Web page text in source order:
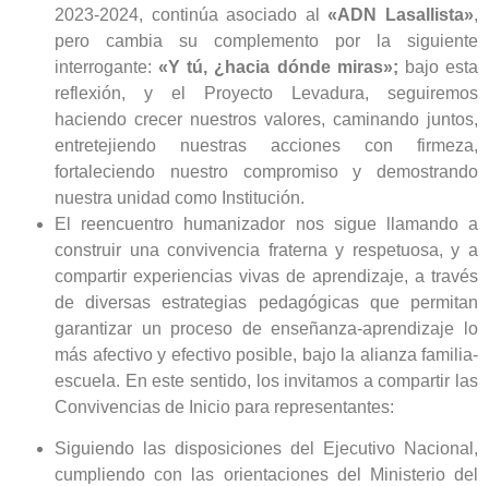
2023-2024, continúa asociado al«ADN Lasallista»,
pero cambia su complemento por la siguiente
interrogante:«Y tú, ¿hacia dónde miras»; bajo esta
reflexión, y el Proyecto Levadura, seguiremos
haciendo crecer nuestros valores, caminando juntos,
entretejiendo nuestras acciones con firmeza,
fortaleciendo nuestro compromiso y demostrando
nuestra unidad como Institución.
El reencuentro humanizador nos sigue llamando a
construir una convivencia fraterna y respetuosa, y a
compartir experiencias vivas de aprendizaje, a través
de diversas estrategias pedagógicas que permitan
garantizar un proceso de enseñanza-aprendizaje lo
más afectivo y efectivo posible, bajo la alianza familia-
escuela. En este sentido, los invitamos a compartir las
Convivencias de Inicio para representantes:
Siguiendo las disposiciones del Ejecutivo Nacional,
cumpliendo con las orientaciones del Ministerio del